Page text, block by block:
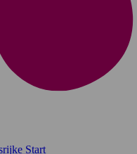
Start